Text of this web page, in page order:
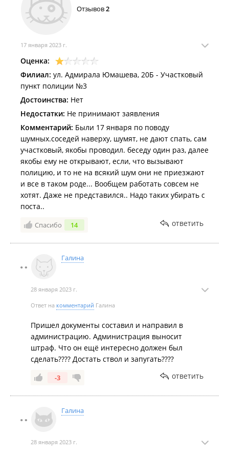
Отзывов2
17 января 2023 г.
Оценка:
Филиал: ул. Адмирала Юмашева, 20Б - Участковый
пункт полиции №3
Достоинства: Нет
Недостатки: Не принимают заявления
Комментарий: Были 17 января по поводу
шумных.соседей наверху, шумят, не дают спать, сам
участковый, якобы проводил. беседу один раз, далее
якобы ему не открывают, если, что вызывают
полицию, и то не на всякий шум они не приезжают
и все в таком роде... Вообщем работать совсем не
хотят. Даже не представился.. Надо таких убирать с
поста..
Спасибо 14 ответить
Галина
28 января 2023 г.
Ответ на комментарий Галина
Пришел документы составил и направил в
администрацию. Администрация выносит
штраф. Что он ещё интересно должен был
сделать???? Достать ствол и запугать????
-3 ответить
Галина
28 января 2023 г.